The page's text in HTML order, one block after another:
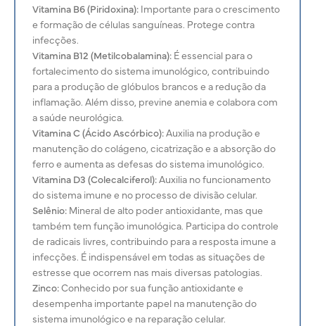
Vitamina B6 (Piridoxina):Importante para o crescimento
e formação de células sanguíneas. Protege contra
infecções.
Vitamina B12 (Metilcobalamina):É essencial para o
fortalecimento do sistema imunológico, contribuindo
para a produção de glóbulos brancos e a redução da
inflamação. Além disso, previne anemia e colabora com
a saúde neurológica.
Vitamina C (Ácido Ascórbico):Auxilia na produção e
manutenção docolágeno, cicatrização e a absorção do
ferro e aumenta as defesas do sistema imunológico.
Vitamina D3 (Colecalciferol):Auxilia no funcionamento
do sistema imune e no processo de divisão celular.
Selênio:Mineral de alto poder antioxidante, mas que
também tem função imunológica. Participa do controle
de radicais livres, contribuindo para a resposta imune a
infecções. É indispensável em todas as situações de
estresse que ocorrem nas mais diversas patologias.
Zinco:Conhecido por sua função antioxidante e
desempenha importante papel na manutenção do
sistema imunológico e na reparação celular.